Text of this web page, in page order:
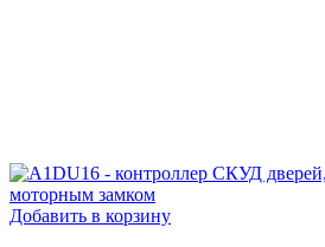
Добавить в корзину